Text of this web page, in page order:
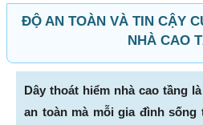
ĐỘ AN TOÀN VÀ TIN CẬY
NHÀ CAO
Dây thoát hiểm nhà cao tầng
an toàn mà mỗi gia đình